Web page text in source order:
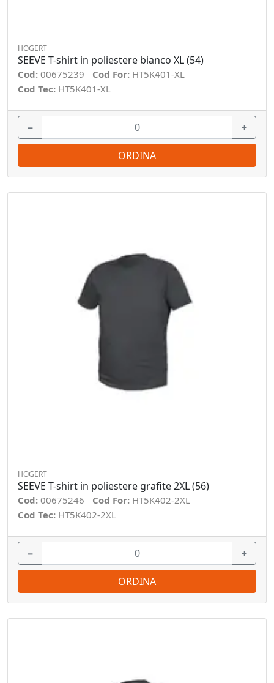
HOGERT
SEEVE T-shirt in poliestere bianco XL (54)
Cod: 00675239 Cod For: HT5K401-XL
Cod Tec: HT5K401-XL
− +
ORDINA
HOGERT
SEEVE T-shirt in poliestere grafite 2XL (56)
Cod: 00675246 Cod For: HT5K402-2XL
Cod Tec: HT5K402-2XL
− +
ORDINA